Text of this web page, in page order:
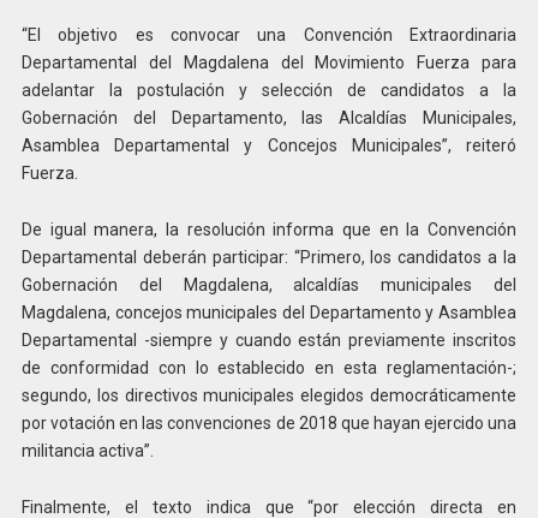
“El objetivo es convocar una Convención Extraordinaria
Departamental del Magdalena del Movimiento Fuerza para
adelantar la postulación y selección de candidatos a la
Gobernación del Departamento, las Alcaldías Municipales,
Asamblea Departamental y Concejos Municipales”, reiteró
Fuerza.
De igual manera, la resolución informa que en la Convención
Departamental deberán participar: “Primero, los candidatos a la
Gobernación del Magdalena, alcaldías municipales del
Magdalena, concejos municipales del Departamento y Asamblea
Departamental -siempre y cuando están previamente inscritos
de conformidad con lo establecido en esta reglamentación-;
segundo, los directivos municipales elegidos democráticamente
por votación en las convenciones de 2018 que hayan ejercido una
militancia activa”.
Finalmente, el texto indica que “por elección directa en